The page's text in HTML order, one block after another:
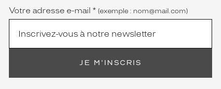
Votre adresse e-mail * (exemple : nom@mail.com)
JE M'INSCRIS